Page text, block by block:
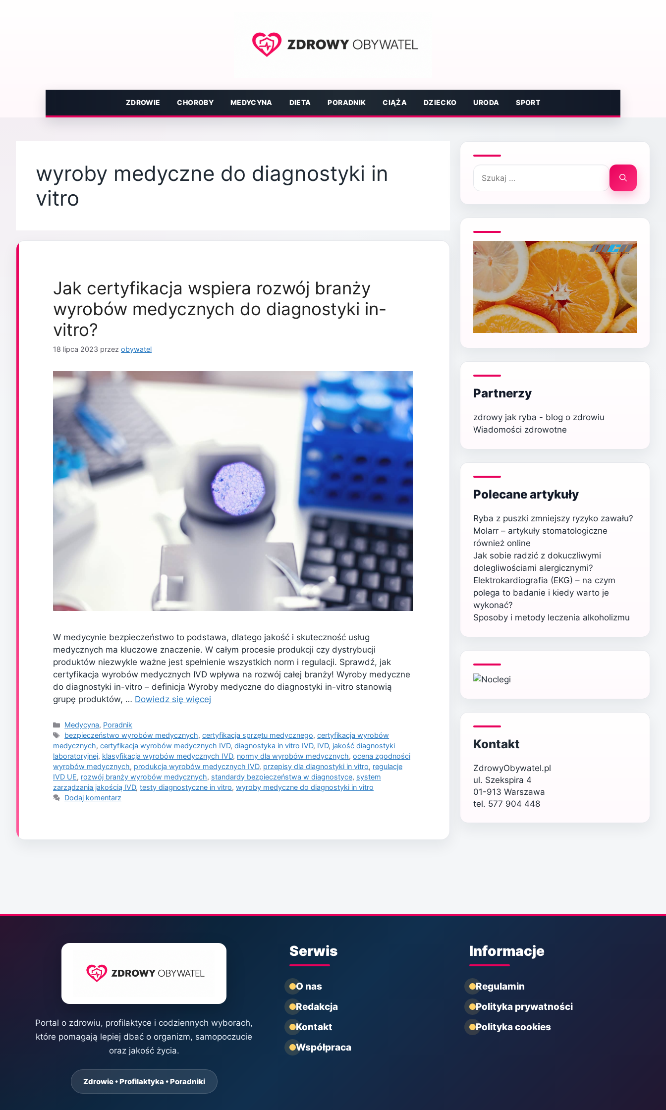
ZDROWIE CHOROBY MEDYCYNA DIETA PORADNIK CIĄŻA DZIECKO URODA SPORT
wyroby medyczne do diagnostyki in
vitro
Jak certyfikacja wspiera rozwój branży
wyrobów medycznych do diagnostyki in-
vitro?
18 lipca 2023 przez obywatel
W medycynie bezpieczeństwo to podstawa, dlatego jakość i skuteczność usług
medycznych ma kluczowe znaczenie. W całym procesie produkcji czy dystrybucji
produktów niezwykle ważne jest spełnienie wszystkich norm i regulacji. Sprawdź, jak
certyfikacja wyrobów medycznych IVD wpływa na rozwój całej branży! Wyroby medyczne
do diagnostyki in-vitro – definicja Wyroby medyczne do diagnostyki in-vitro stanowią
grupę produktów, … Dowiedz się więcej
Kategorie
Medycyna, Poradnik
Tagi
bezpieczeństwo wyrobów medycznych,certyfikacja sprzętu medycznego,certyfikacja wyrobów
medycznych, certyfikacja wyrobów medycznych IVD, diagnostyka in vitro IVD, IVD, jakość diagnostyki
laboratoryjnej, klasyfikacja wyrobów medycznych IVD, normy dla wyrobów medycznych, ocena zgodności
wyrobów medycznych, produkcja wyrobów medycznych IVD, przepisy dla diagnostyki in vitro, regulacje
IVD UE, rozwój branży wyrobów medycznych, standardy bezpieczeństwa w diagnostyce, system
zarządzania jakością IVD, testy diagnostyczne in vitro, wyroby medyczne do diagnostyki in vitro
Dodaj komentarz
Szukaj:
Partnerzy
zdrowy jak ryba - blog o zdrowiu
Wiadomości zdrowotne
Polecane artykuły
Ryba z puszki zmniejszy ryzyko zawału?
Molarr – artykuły stomatologiczne
również online
Jak sobie radzić z dokuczliwymi
dolegliwościami alergicznymi?
Elektrokardiografia (EKG) – na czym
polega to badanie i kiedy warto je
wykonać?
Sposoby i metody leczenia alkoholizmu
Kontakt
ZdrowyObywatel.pl
ul. Szekspira 4
01-913 Warszawa
tel. 577 904 448
Portal o zdrowiu, profilaktyce i codziennych wyborach,
które pomagają lepiej dbać o organizm, samopoczucie
oraz jakość życia.
Zdrowie • Profilaktyka • Poradniki
Serwis
O nas
Redakcja
Kontakt
Współpraca
Informacje
Regulamin
Polityka prywatności
Polityka cookies